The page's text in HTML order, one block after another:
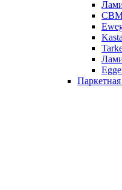
Паркетная